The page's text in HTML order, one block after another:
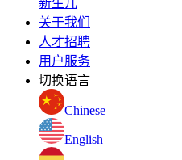
关于我们
人才招聘
用户服务
切换语言
Chinese
English